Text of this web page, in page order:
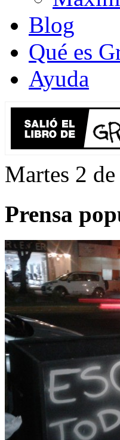
Blog
Qué es
Ayuda
Martes 2
Prensa